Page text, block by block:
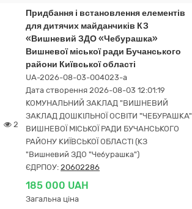
2
Придбання і встановлення елементів
для дитячих майданчиків КЗ
«Вишневий ЗДО «Чебурашка»
Вишневої міської ради Бучанського
райони Київської області
UA-2026-08-03-004023-a
Дата створення 2026-08-03 12:01:19
КОМУНАЛЬНИЙ ЗАКЛАД "ВИШНЕВИЙ
ЗАКЛАД ДОШКІЛЬНОЇ ОСВІТИ "ЧЕБУРАШКА"
ВИШНЕВОЇ МІСЬКОЇ РАДИ БУЧАНСЬКОГО
РАЙОНУ КИЇВСЬКОЇ ОБЛАСТІ (КЗ
"Вишневий ЗДО "Чебурашка")
ЄДРПОУ: 20602286
185 000 UAH
Загальна ціна